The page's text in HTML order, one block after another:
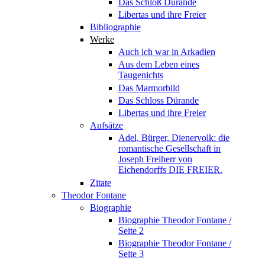
Libertas und ihre Freier
Bibliographie
Werke
Auch ich war in Arkadien
Aus dem Leben eines
Taugenichts
Das Marmorbild
Das Schloss Dürande
Libertas und ihre Freier
Aufsätze
Adel, Bürger, Dienervolk: die
romantische Gesellschaft in
Joseph Freiherr von
Eichendorffs DIE FREIER.
Zitate
Theodor Fontane
Biographie
Biographie Theodor Fontane /
Seite 2
Biographie Theodor Fontane /
Seite 3